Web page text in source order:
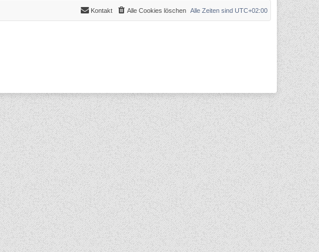
Alle Zeiten sind UTC+02:00
Alle Cookies löschen
Kontakt